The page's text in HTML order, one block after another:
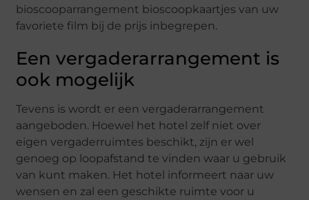
bioscooparrangement bioscoopkaartjes van uw
favoriete film bij de prijs inbegrepen.
Een vergaderarrangement is
ook mogelijk
Tevens is wordt er een vergaderarrangement
aangeboden. Hoewel het hotel zelf niet over
eigen vergaderruimtes beschikt, zijn er wel
genoeg op loopafstand te vinden waar u gebruik
van kunt maken. Het hotel informeert naar uw
wensen en zal een geschikte ruimte voor u